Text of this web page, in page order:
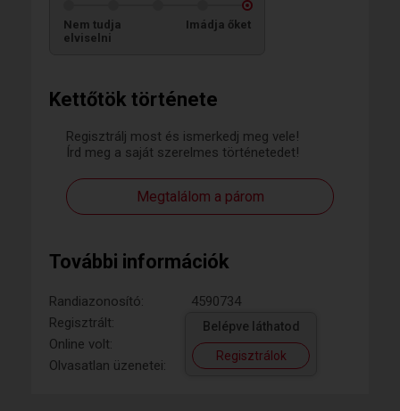
Kettőtök története
Regisztrálj most és ismerkedj meg vele!
Írd meg a saját szerelmes történetedet!
Megtalálom a párom
További információk
Randiazonosító:
4590734
Regisztrált:
Online volt:
Olvasatlan üzenetei:
Belépve láthatod
Regisztrálok
Nem tudja
elviselni
Imádja őket